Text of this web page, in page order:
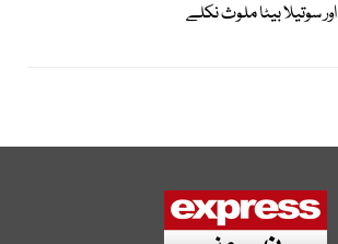
اور سوتیلا بیٹا ملوث نکلے